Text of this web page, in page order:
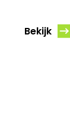
Bekijk